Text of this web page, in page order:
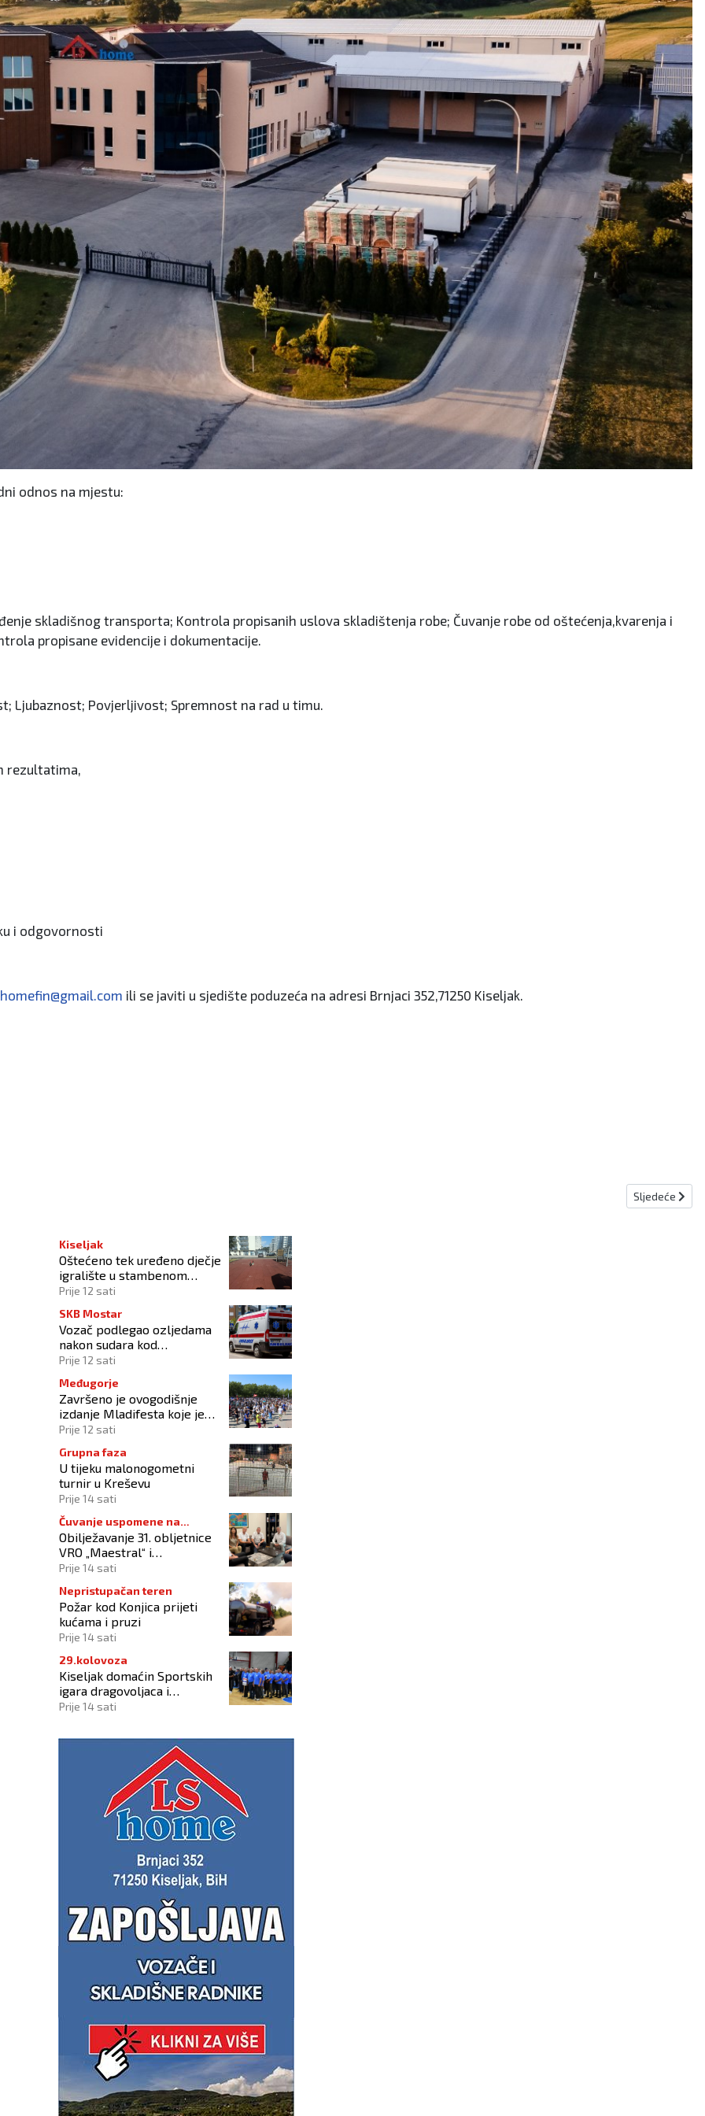
odnos na mjestu:
skladišnog transporta; Kontrola propisanih uslova skladištenja robe; Čuvanje robe od oštećenja,kvarenja i
propisane evidencije i dokumentacije.
Ljubaznost; Povjerljivost; Spremnost na rad u timu.
rezultatima,
i odgovornosti
ili se javiti u sjedište poduzeća na adresi Brnjaci 352,71250 Kiseljak.
crkve u Lepenici Sljedeći
Sljedeće
Kiseljak
Oštećeno tek uređeno dječje
igralište u stambenom
naselju
Prije 12 sati
SKB Mostar
Vozač podlegao ozljedama
nakon sudara kod
Tomislavgrada
Prije 12 sati
Međugorje
Završeno je ovogodišnje
izdanje Mladifesta koje je
okupilo mlade iz 73 zemlje
Prije 12 sati
Grupna faza
U tijeku malonogometni
turnir u Kreševu
Prije 14 sati
Čuvanje uspomene na
branitelje
Obilježavanje 31. obljetnice
VRO „Maestral“ i
oslobođenja Jajca uz
Prije 14 sati
Nepristupačan teren
Požar kod Konjica prijeti
kućama i pruzi
Prije 14 sati
29.kolovoza
Kiseljak domaćin Sportskih
igara dragovoljaca i
veterana HVO-a ŽSB i Dana
Prije 14 sati